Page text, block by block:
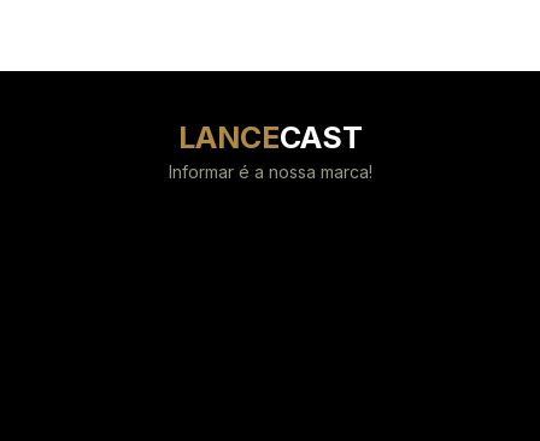
LANCECAST
Informar é a nossa marca!